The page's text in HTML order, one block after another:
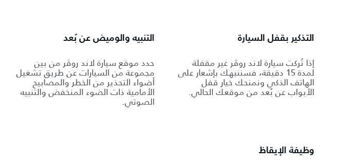
التذكير بقفل السيارة
إذا تُركت سيارة لاند روڤر غير مقفلة
لمدة 15 دقيقة، فسننبهك بإشعار على
الهاتف الذكي ونمنحك خيار قفل
الأبواب عن بُعد من موقعك الحالي.
التنبيه والوميض عن بُعد
حدد موقع سيارة لاند روڤر من بين
مجموعة من السيارات عن طريق تشغيل
أضواء التحذير من الخطر والمصابيح
الأمامية ذات الضوء المنخفض والتنبيه
الصوتي.
وظيفة الإيقاظ